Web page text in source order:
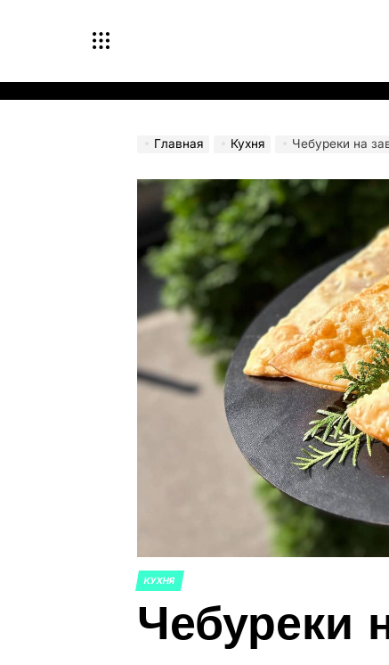
содержимому
Главная Кухня Чебуреки на
ОПУБЛИКОВАНО
КУХНЯ
Чебуреки